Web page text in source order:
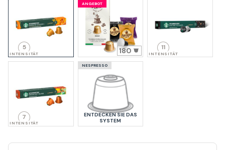
5
INTENSITÄT
ANGEBOT
180 11
INTENSITÄT
7
INTENSITÄT
NESPRESSO
ENTDECKEN SIE DAS
SYSTEM